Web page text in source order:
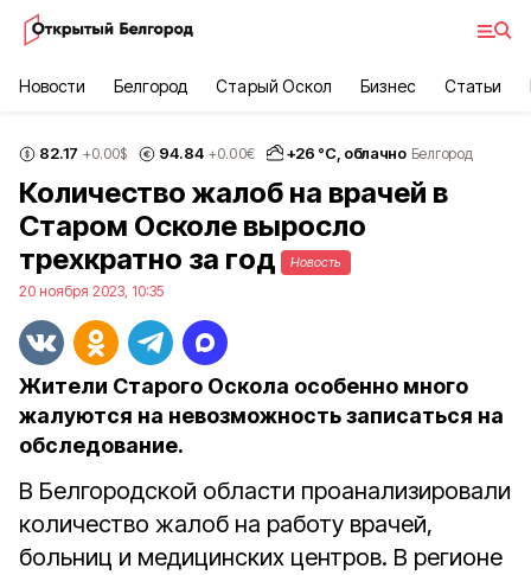
Новости Белгород Старый Оскол Бизнес Статьи
82.17 +0.00$ 94.84 +0.00€ +26 °С, облачно Белгород
Количество жалоб на врачей в
Старом Осколе выросло
трехкратно за год
Новость
20 ноября 2023, 10:35
Жители Старого Оскола особенно много
жалуются на невозможность записаться на
обследование.
В Белгородской области проанализировали
количество жалоб на работу врачей,
больниц и медицинских центров. В регионе